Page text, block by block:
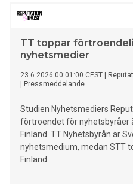
TT toppar
nyhetsmedier
23.6.2026 00:01:00 CEST
Pressmeddelande
Studien Nyhetsmediers
förtroendet för nyhetsbyråer
Finland. TT Nyhetsbyrån är
nyhetsmedium, medan STT
Finland.